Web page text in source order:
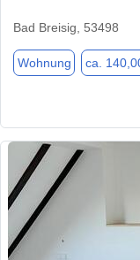
Bad Breisig, 53498
Wohnung ca.